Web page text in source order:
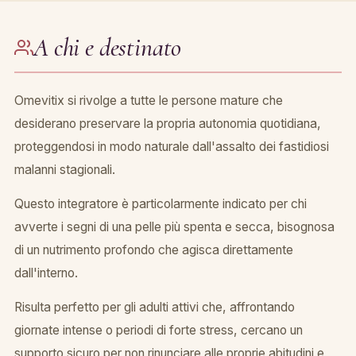
A chi e destinato
Omevitix si rivolge a tutte le persone mature che
desiderano preservare la propria autonomia quotidiana,
proteggendosi in modo naturale dall'assalto dei fastidiosi
malanni stagionali.
Questo integratore è particolarmente indicato per chi
avverte i segni di una pelle più spenta e secca, bisognosa
di un nutrimento profondo che agisca direttamente
dall'interno.
Risulta perfetto per gli adulti attivi che, affrontando
giornate intense o periodi di forte stress, cercano un